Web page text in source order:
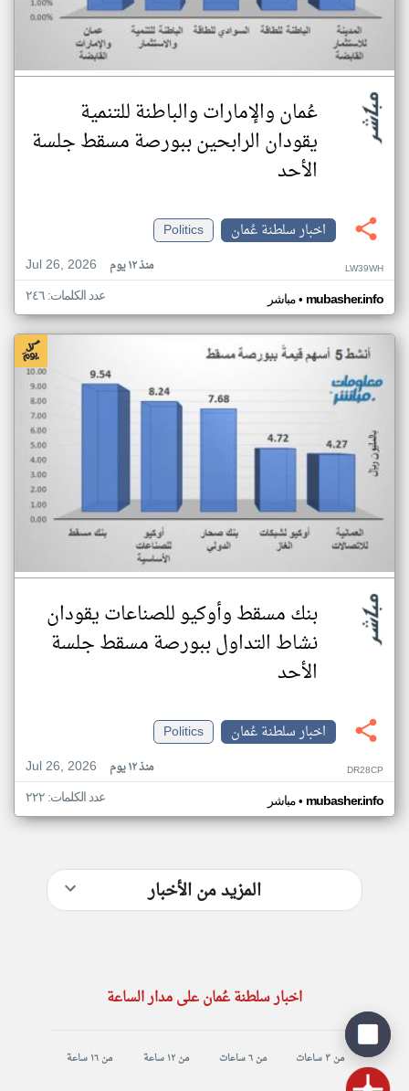
عُمان والإمارات والباطنة للتنمية
يقودان الرابحين ببورصة مسقط جلسة
الأحد
اخبار سلطنة عُمان
Politics
Jul 26, 2026
منذ ١٢ يوم LW39WH
مباشر• mubasher.info عدد الكلمات: ٢٤٦
بنك مسقط وأوكيو للصناعات يقودان
نشاط التداول ببورصة مسقط جلسة
الأحد
اخبار سلطنة عُمان
Politics
Jul 26, 2026
منذ ١٢ يوم DR28CP
مباشر• mubasher.info عدد الكلمات: ٢٢٢
المزيد من الأخبار
اخبار سلطنة عُمان على مدار الساعة
من ٣ ساعات من ٦ ساعات من ١٢ ساعة من ١٦ ساعة